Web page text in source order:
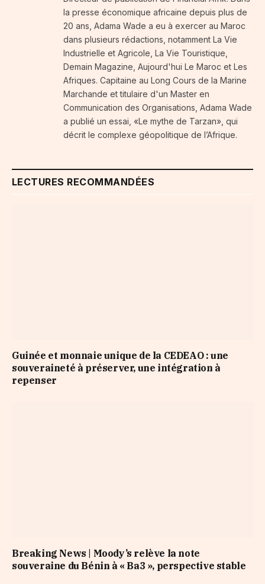
la presse économique africaine depuis plus de
20 ans, Adama Wade a eu à exercer au Maroc
dans plusieurs rédactions, notamment La Vie
Industrielle et Agricole, La Vie Touristique,
Demain Magazine, Aujourd'hui Le Maroc et Les
Afriques. Capitaine au Long Cours de la Marine
Marchande et titulaire d'un Master en
Communication des Organisations, Adama Wade
a publié un essai, «Le mythe de Tarzan», qui
décrit le complexe géopolitique de l’Afrique.
LECTURES RECOMMANDÉES
Guinée et monnaie unique de la CEDEAO : une
souveraineté à préserver, une intégration à
repenser
Breaking News | Moody’s relève la note
souveraine du Bénin à « Ba3 », perspective stable